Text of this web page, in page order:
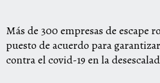
Más de 300 empresas de escape
puesto de acuerdo para
contra el covid-19 en la